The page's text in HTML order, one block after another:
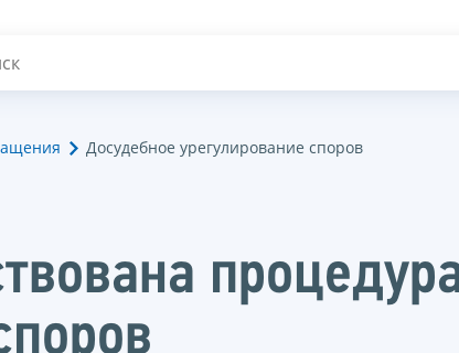
Досудебное урегулирование споров